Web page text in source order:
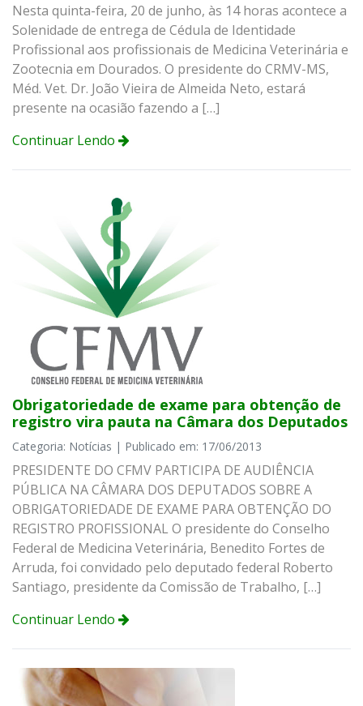
Nesta quinta-feira, 20 de junho, às 14 horas acontece a
Solenidade de entrega de Cédula de Identidade
Profissional aos profissionais de Medicina Veterinária e
Zootecnia em Dourados. O presidente do CRMV-MS,
Méd. Vet. Dr. João Vieira de Almeida Neto, estará
presente na ocasião fazendo a […]
Continuar Lendo
Obrigatoriedade de exame para obtenção de
registro vira pauta na Câmara dos Deputados
Categoria: Notícias | Publicado em: 17/06/2013
PRESIDENTE DO CFMV PARTICIPA DE AUDIÊNCIA
PÚBLICA NA CÂMARA DOS DEPUTADOS SOBRE A
OBRIGATORIEDADE DE EXAME PARA OBTENÇÃO DO
REGISTRO PROFISSIONAL O presidente do Conselho
Federal de Medicina Veterinária, Benedito Fortes de
Arruda, foi convidado pelo deputado federal Roberto
Santiago, presidente da Comissão de Trabalho, […]
Continuar Lendo